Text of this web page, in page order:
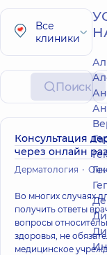
Все
клиники
Поиск
Консультация
через онлайн
Дерматология
Во многих случаях
получить ответы
вопросы
здоровья, не
медицинское